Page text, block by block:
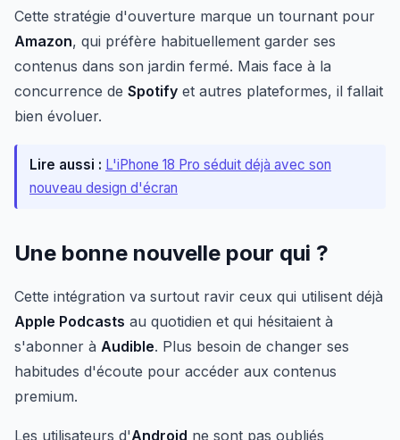
Cette stratégie d'ouverture marque un tournant pour
Amazon, qui préfère habituellement garder ses
contenus dans son jardin fermé. Mais face à la
concurrence de Spotify et autres plateformes, il fallait
bien évoluer.
Lire aussi : L'iPhone 18 Pro séduit déjà avec son
nouveau design d'écran
Une bonne nouvelle pour qui ?
Cette intégration va surtout ravir ceux qui utilisent déjà
Apple Podcasts au quotidien et qui hésitaient à
s'abonner à Audible. Plus besoin de changer ses
habitudes d'écoute pour accéder aux contenus
premium.
Les utilisateurs d'Android ne sont pas oubliés